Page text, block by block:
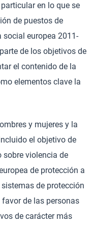
en lo que se
de puestos de
social europea 2011-
de los objetivos de
el contenido de la
elementos clave la
y mujeres y la
el objetivo de
sobre violencia de
de protección a
de protección
de las personas
de carácter más